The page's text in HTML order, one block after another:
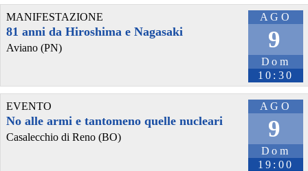
AGO
9
Dom
10:30
MANIFESTAZIONE
81 anni da Hiroshima e Nagasaki
Aviano (PN)
AGO
9
Dom
19:00
EVENTO
No alle armi e tantomeno quelle nucleari
Casalecchio di Reno (BO)